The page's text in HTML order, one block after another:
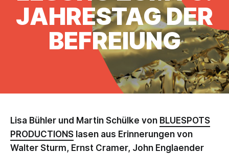
JAHRESTAG DER
BEFREIUNG
Lisa Bühler und Martin Schülke von BLUESPOTS
PRODUCTIONS lasen aus Erinnerungen von
Walter Sturm, Ernst Cramer, John Englaender